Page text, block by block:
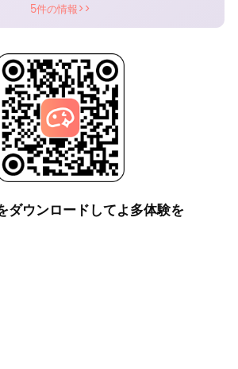
5件の情報>>
ウンロードしてよ多体験を